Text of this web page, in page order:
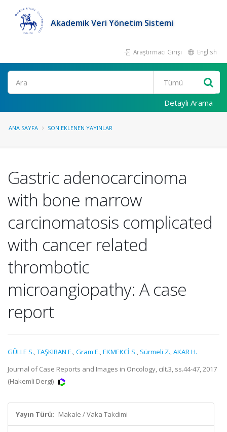
Akademik Veri Yönetim Sistemi
Araştırmacı Girişi English
Ara
Detaylı Arama
ANA SAYFA SON EKLENEN YAYINLAR
Gastric adenocarcinoma
with bone marrow
carcinomatosis complicated
with cancer related
thrombotic
microangiopathy: A case
report
GÜLLE S.,TAŞKIRAN E.,Gram E.,EKMEKCİ S., Sürmeli Z.,AKAR H.
Journal of Case Reports and Images in Oncology, cilt.3, ss.44-47, 2017
(Hakemli Dergi)
Yayın Türü: Makale / Vaka Takdimi